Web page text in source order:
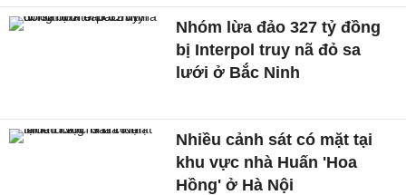
Nhóm lừa đảo 327 tỷ đồng
bị Interpol truy nã đỏ sa
lưới ở Bắc Ninh
Nhiều cảnh sát có mặt tại
khu vực nhà Huấn 'Hoa
Hồng' ở Hà Nội